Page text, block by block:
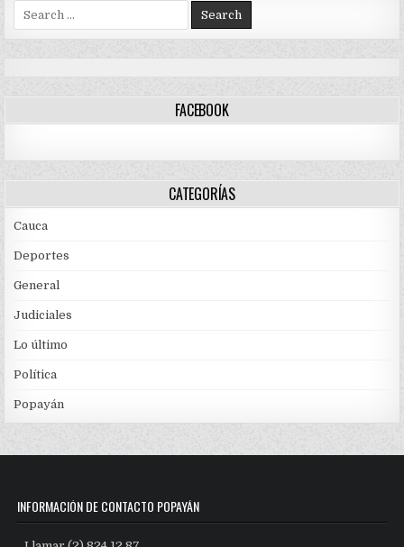
Search
for:
FACEBOOK
CATEGORÍAS
Cauca
Deportes
General
Judiciales
Lo último
Política
Popayán
INFORMACIÓN DE CONTACTO POPAYÁN